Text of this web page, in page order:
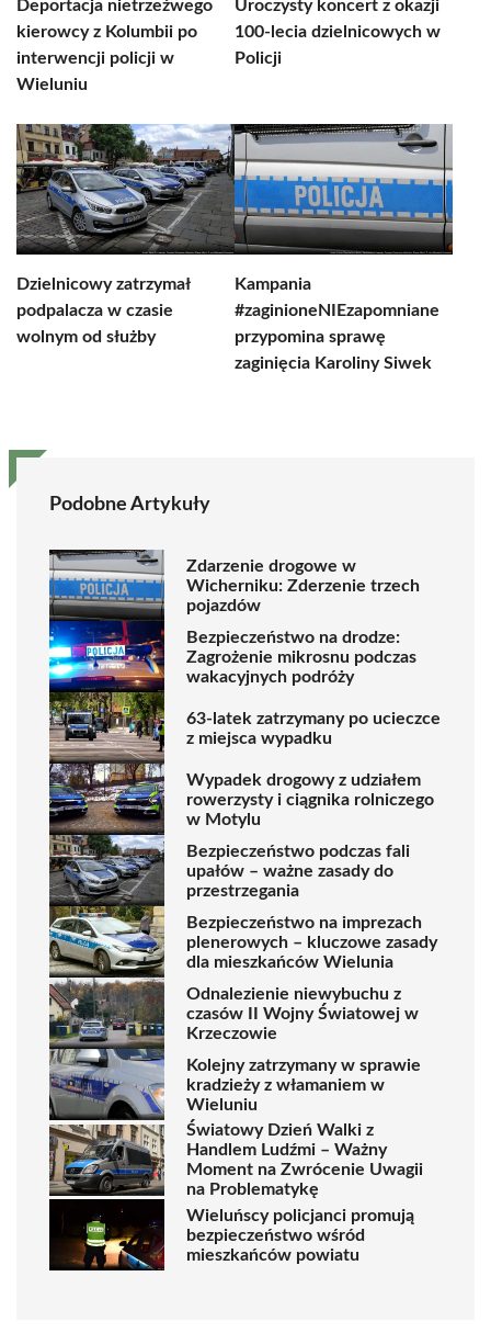
Deportacja nietrzeźwego
kierowcy z Kolumbii po
interwencji policji w
Wieluniu
Uroczysty koncert z okazji
100-lecia dzielnicowych w
Policji
Dzielnicowy zatrzymał
podpalacza w czasie
wolnym od służby
Kampania
#zaginioneNIEzapomniane
przypomina sprawę
zaginięcia Karoliny Siwek
Podobne Artykuły
Zdarzenie drogowe w
Wicherniku: Zderzenie trzech
pojazdów
Bezpieczeństwo na drodze:
Zagrożenie mikrosnu podczas
wakacyjnych podróży
63-latek zatrzymany po ucieczce
z miejsca wypadku
Wypadek drogowy z udziałem
rowerzysty i ciągnika rolniczego
w Motylu
Bezpieczeństwo podczas fali
upałów – ważne zasady do
przestrzegania
Bezpieczeństwo na imprezach
plenerowych – kluczowe zasady
dla mieszkańców Wielunia
Odnalezienie niewybuchu z
czasów II Wojny Światowej w
Krzeczowie
Kolejny zatrzymany w sprawie
kradzieży z włamaniem w
Wieluniu
Światowy Dzień Walki z
Handlem Ludźmi – Ważny
Moment na Zwrócenie Uwagii
na Problematykę
Wieluńscy policjanci promują
bezpieczeństwo wśród
mieszkańców powiatu